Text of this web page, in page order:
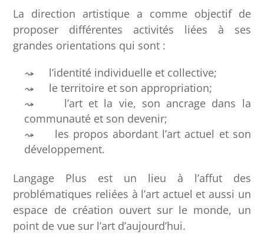
La direction artistique a comme objectif de
proposer différentes activités liées à ses
grandes orientations qui sont :
l’identité individuelle et collective;
le territoire et son appropriation;
l’art et la vie, son ancrage dans la
communauté et son devenir;
les propos abordant l’art actuel et son
développement.
Langage Plus est un lieu à l’affut des
problématiques reliées à l’art actuel et aussi un
espace de création ouvert sur le monde, un
point de vue sur l’art d’aujourd’hui.